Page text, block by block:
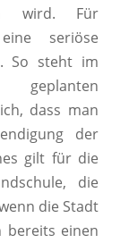
wird. Für
seriöse
So steht im
geplanten
dass man
der
gilt für die
die
die Stadt
bereits einen